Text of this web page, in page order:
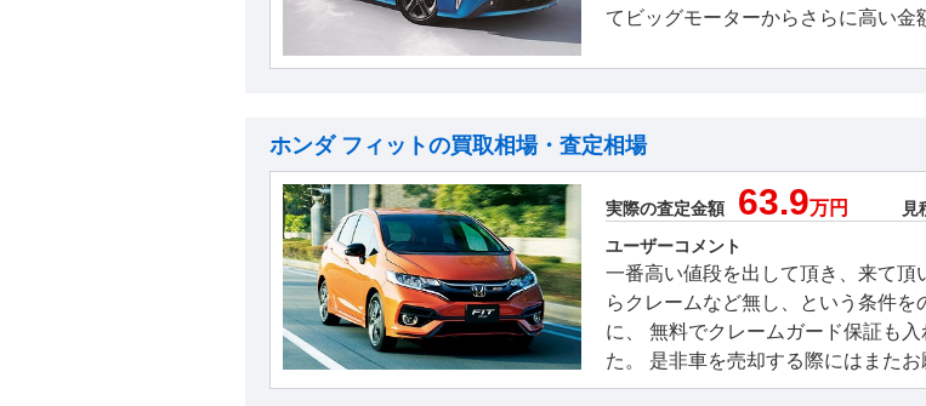
てビッグモーターからさらに高い金
ホンダ フィットの買取相場・査定相場
実際の査定金額 63.9万円 見
ユーザーコメント
一番高い値段を出して頂き、来て
らクレームなど無し、という条件
に、 無料でクレームガード保証も
た。 是非車を売却する際にはまたお